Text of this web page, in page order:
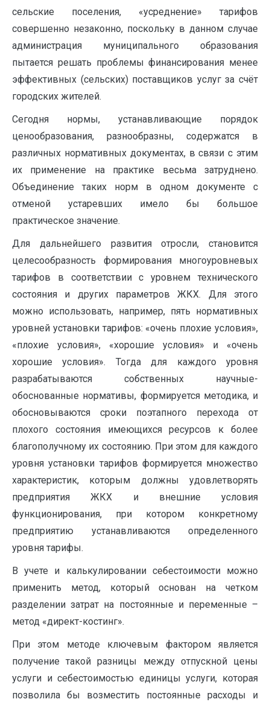
сельские поселения, «усреднение» тарифов
совершенно незаконно, поскольку в дан­ном случае
администрация муниципального образования
пытается решать проблемы фи­нансирования менее
эффективных (сельских) поставщиков услуг за счёт
городских жителей.
Сегодня нормы, устанавливающие порядок
ценообразования, разнообразны, со­держатся в
различных нормативных документах, в связи с этим
их применение на практике весьма затруднено.
Объединение таких норм в одном документе с
отменой устаревших имело бы большое
практическое значение.
Для дальнейшего развития отросли, становится
целесообразность формирования многоуровневых
тарифов в соответствии с уровнем технического
состояния и других параметров ЖКХ. Для этого
можно использовать, например, пять нормативных
уровней установки тарифов: «очень плохие условия»,
«плохие условия», «хорошие условия» и «очень
хорошие условия». Тогда для каждого уровня
разрабатываются собственных научные-
обоснованные нормативы, формируется методика, и
обосновываются сроки поэтапного перехода от
плохого состояния имеющихся ресурсов к более
благополучному их состоянию. При этом для каждого
уровня установки тарифов формируется множество
характеристик, которым должны удовлетворять
предприятия ЖКХ и внешние условия
функционирования, при котором конкретному
предприятию устанавливаются определенного
уровня тарифы.
В учете и калькулировании себестоимости можно
применить метод, который основан на четком
разделении затрат на постоянные и переменные –
метод «директ-костинг».
При этом методе ключевым фактором является
получение такой разницы между отпускной цены
услуги и себестоимостью единицы услуги, которая
позволила бы возместить постоянные расходы и